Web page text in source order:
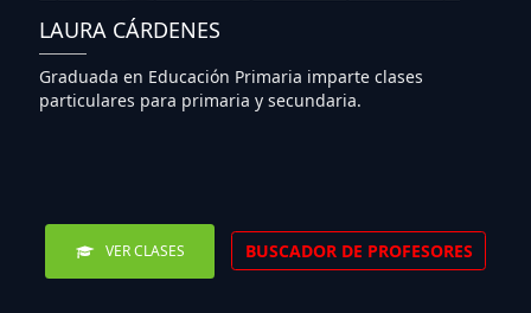
LAURA CÁRDENES
Graduada en Educación Primaria imparte clases
particulares para primaria y secundaria.
VER CLASES BUSCADOR DE PROFESORES